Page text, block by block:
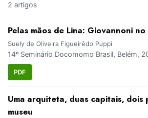
2 artigos
Pelas mãos de Lina: Giovannoni
Suely de Oliveira Figueirêdo Puppi
14º Seminário Docomomo Brasil, Belém,
PDF
Uma arquiteta, duas capitais,
museu